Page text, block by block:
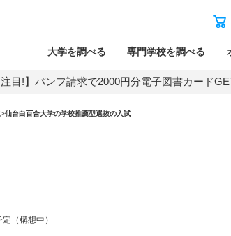
大学を調べる 専門学校を調べる
注目!】パンフ請求で2000円分電子図書カード
>仙台白百合大学の学校推薦型選抜の入試
（構想中）